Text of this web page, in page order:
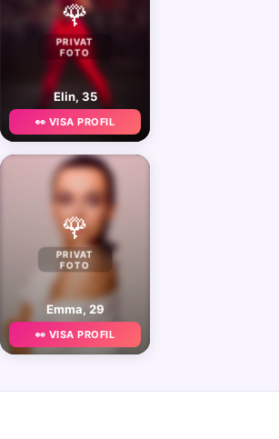
🌹
PRIVAT
FOTO
Elin, 35
👀 VISA PROFIL
🌹
PRIVAT
FOTO
Emma, 29
👀 VISA PROFIL